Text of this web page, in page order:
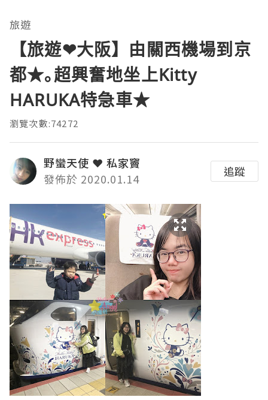
旅遊
【旅遊❤大阪】由關西機場到京
都★｡超興奮地坐上Kitty
HARUKA特急車★
瀏覽次數:74272
野蠻天使 ❤ 私家竇
發佈於 2020.01.14
追蹤